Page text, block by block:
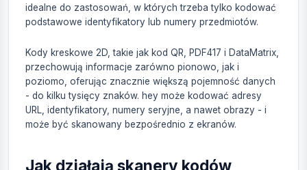
idealne do zastosowań, w których trzeba tylko kodować
podstawowe identyfikatory lub numery przedmiotów.
Kody kreskowe 2D, takie jak kod QR, PDF417 i DataMatrix,
przechowują informacje zarówno pionowo, jak i
poziomo, oferując znacznie większą pojemność danych
- do kilku tysięcy znaków. hey może kodować adresy
URL, identyfikatory, numery seryjne, a nawet obrazy - i
może być skanowany bezpośrednio z ekranów.
Jak działają skanery kodów